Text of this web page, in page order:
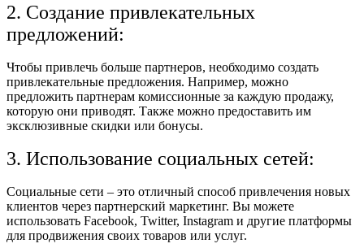
2. Создание привлекательных
предложений:
Чтобы привлечь больше партнеров, необходимо создать
привлекательные предложения. Например, можно
предложить партнерам комиссионные за каждую продажу,
которую они приводят. Также можно предоставить им
эксклюзивные скидки или бонусы.
3. Использование социальных сетей:
Социальные сети – это отличный способ привлечения новых
клиентов через партнерский маркетинг. Вы можете
использовать Facebook, Twitter, Instagram и другие платформы
для продвижения своих товаров или услуг.